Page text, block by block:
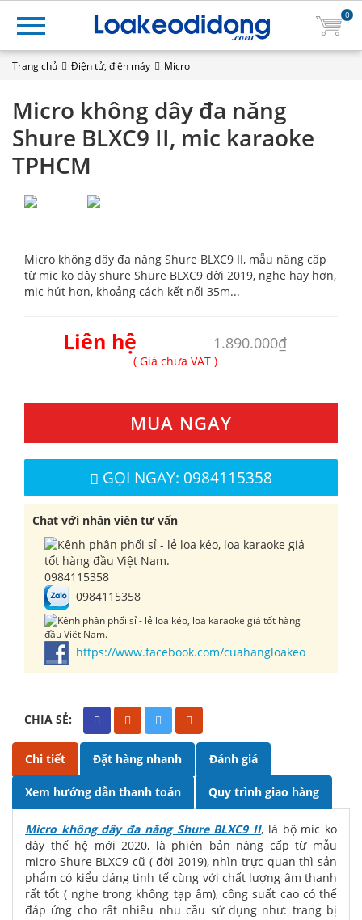
0
Trang chủ Điện tử, điện máy Micro
Micro không dây đa năng
Shure BLXC9 II, mic karaoke
TPHCM
Micro không dây đa năng Shure BLXC9 II, mẫu nâng cấp
từ mic ko dây shure Shure BLXC9 đời 2019, nghe hay hơn,
mic hút hơn, khoảng cách kết nối 35m...
Liên hệ 1.890.000₫
( Giá chưa VAT )
MUA NGAY
GỌI NGAY: 0984115358
Chat với nhân viên tư vấn
0984115358
0984115358
https://www.facebook.com/cuahangloakeo
CHIA SẺ:
Chi tiết Đặt hàng nhanh Đánh giá
Xem hướng dẫn thanh toán Quy trình giao hàng
Micro không dây đa năng Shure BLXC9 II, là bộ mic ko
dây thế hệ mới 2020, là phiên bản nâng cấp từ mẫu
micro Shure BLXC9 cũ ( đời 2019), nhìn trực quan thì sản
phẩm có kiểu dáng tinh tế cùng với chất lượng âm thanh
rất tốt ( nghe trong không tạp âm), công suất cao có thể
đáp ứng cho rất nhiều nhu cầu sử dụng như: trang bị